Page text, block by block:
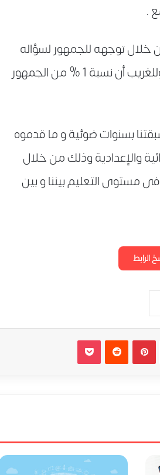
.
خلال توجهه للجمهور لسؤاله
حول أشياء بديهية مثل موقع الدول أو ألوان العلم وهكذا وللغريب أن نسبة 1 % من الجمهور
بسنوات ضوئية و ما قدموه
والإعدادية وذلك من خلال
مستوى التعليم بيننا و بين
الرابط
بينتيريست ‏Reddit
‫Pocket